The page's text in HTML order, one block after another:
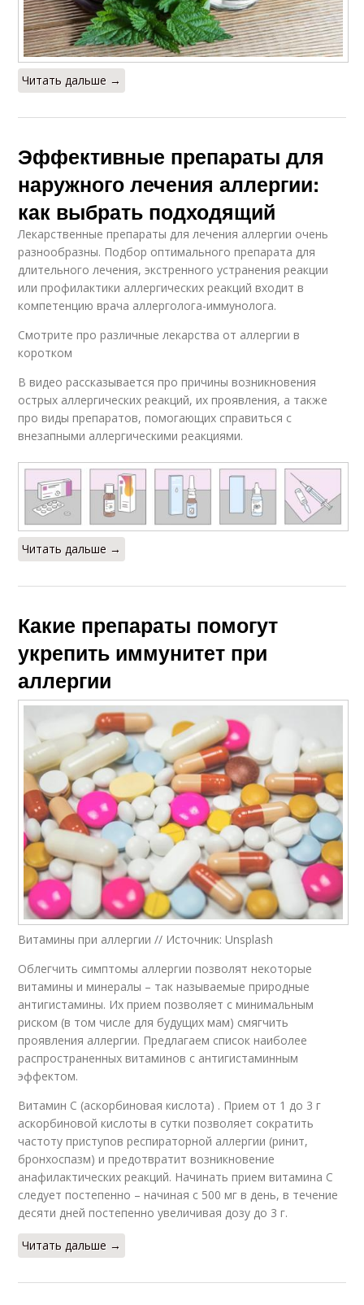
Читать дальше →
Эффективные препараты для
наружного лечения аллергии:
как выбрать подходящий
Лекарственные препараты для лечения аллергии очень
разнообразны. Подбор оптимального препарата для
длительного лечения, экстренного устранения реакции
или профилактики аллергических реакций входит в
компетенцию врача аллерголога-иммунолога.
Смотрите про различные лекарства от аллергии в
коротком
В видео рассказывается про причины возникновения
острых аллергических реакций, их проявления, а также
про виды препаратов, помогающих справиться с
внезапными аллергическими реакциями.
Читать дальше →
Какие препараты помогут
укрепить иммунитет при
аллергии
Витамины при аллергии // Источник: Unsplash
Облегчить симптомы аллергии позволят некоторые
витамины и минералы – так называемые природные
антигистамины. Их прием позволяет с минимальным
риском (в том числе для будущих мам) смягчить
проявления аллергии. Предлагаем список наиболее
распространенных витаминов с антигистаминным
эффектом.
Витамин С (аскорбиновая кислота) . Прием от 1 до 3 г
аскорбиновой кислоты в сутки позволяет сократить
частоту приступов респираторной аллергии (ринит,
бронхоспазм) и предотвратит возникновение
анафилактических реакций. Начинать прием витамина С
следует постепенно – начиная с 500 мг в день, в течение
десяти дней постепенно увеличивая дозу до 3 г.
Читать дальше →